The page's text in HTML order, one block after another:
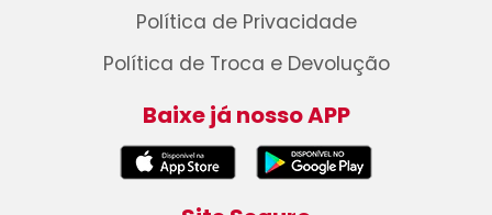
Política de Privacidade
Política de Troca e Devolução
Baixe já nosso APP